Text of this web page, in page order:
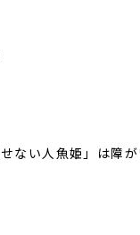
い人魚姫」は障